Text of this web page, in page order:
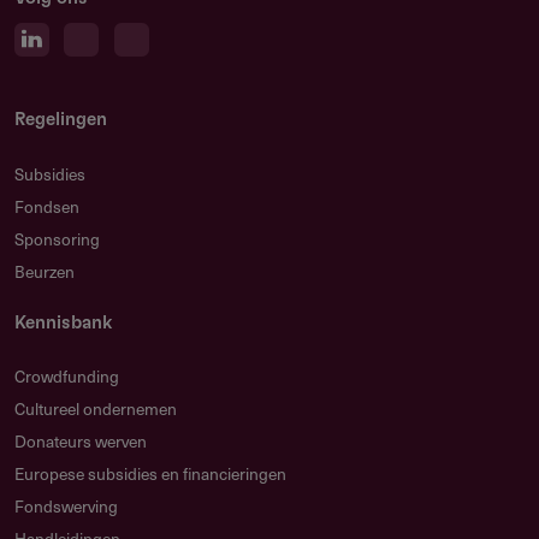
Beleidsplan 2021-2023
Regelingen
Subsidies
Fondsen
Sponsoring
Beurzen
Kennisbank
Crowdfunding
Cultureel ondernemen
Donateurs werven
Europese subsidies en financieringen
Fondswerving